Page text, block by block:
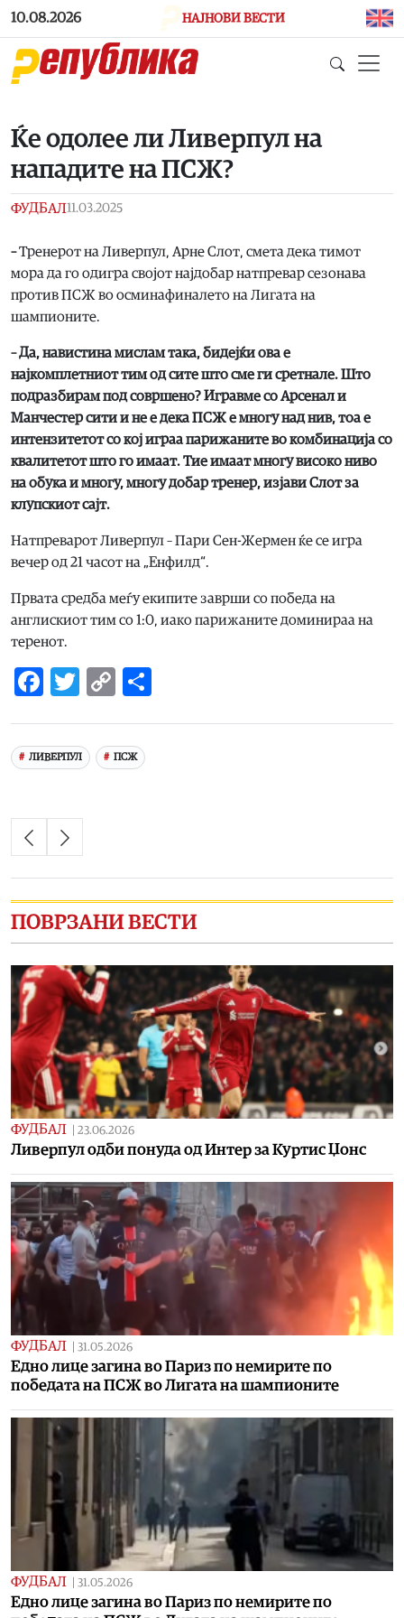
Skip to main content
10.08.2026 НАЈНОВИ ВЕСТИ
Ќе одолее ли Ливерпул на
нападите на ПСЖ?
ФУДБАЛ11.03.2025
–Тренерот на Ливерпул, Арне Слот, смета дека тимот
мора да го одигра својот најдобар натпревар сезонава
против ПСЖ во осминафиналето на Лигата на
шампионите.
– Да, навистина мислам така, бидејќи ова е
најкомплетниот тим од сите што сме ги сретнале. Што
подразбирам под совршено? Игравме со Арсенал и
Манчестер сити и не е дека ПСЖ е многу над нив, тоа е
интензитетот со кој играа парижаните во комбинација со
квалитетот што го имаат. Тие имаат многу високо ниво
на обука и многу, многу добар тренер, изјави Слот за
клупскиот сајт.
Натпреварот Ливерпул – Пари Сен-Жермен ќе се игра
вечер од 21 часот на „Енфилд“.
Првата средба меѓу екипите заврши со победа на
англискиот тим со 1:0, иако парижаните доминираа на
теренот.
Facebook
Twitter
Copy
ЛИВЕРПУЛ ПСЖ
ПОВРЗАНИ ВЕСТИ
ФУДБАЛ | 23.06.2026
Ливерпул одби понуда од Интер за Куртис Џонс
ФУДБАЛ | 31.05.2026
Едно лице загина во Париз по немирите по
победата на ПСЖ во Лигата на шампионите
ФУДБАЛ | 31.05.2026
Едно лице загина во Париз по немирите по